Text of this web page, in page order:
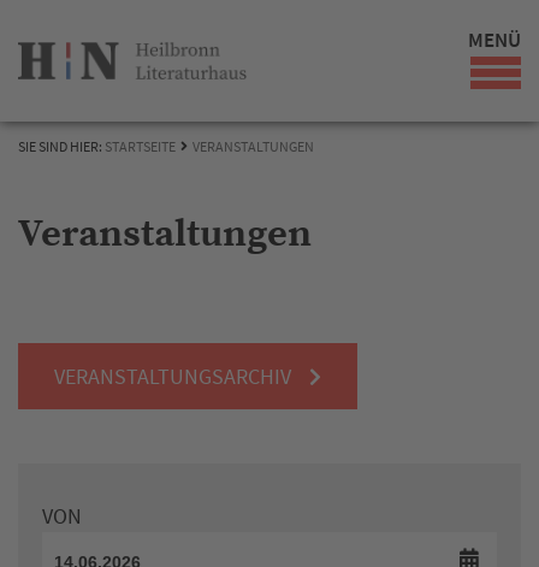
MENÜ
SIE SIND HIER: STARTSEITE VERANSTALTUNGEN
Veranstaltungen
VERANSTALTUNGSARCHIV
VON